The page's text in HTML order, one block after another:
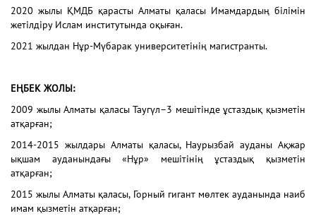
2020 жылы ҚМДБ қарасты Алматы қаласы Имамдардың білімін
жетілдіру Ислам институтында оқыған.
2021 жылдан Нұр-Мүбарак университетінің магистранты.
ЕҢБЕК ЖОЛЫ:
2009 жылы Алматы қаласы Таугүл–3 мешітінде ұстаздық қызметін
атқарған;
2014-2015 жылдары Алматы қаласы, Наурызбай ауданы Ақжар
ықшам ауданындағы «Нұр» мешітінің ұстаздық қызметін
атқарған;
2015 жылы Алматы қаласы, Горный гигант мөлтек ауданында наиб
имам қызметін атқарған;